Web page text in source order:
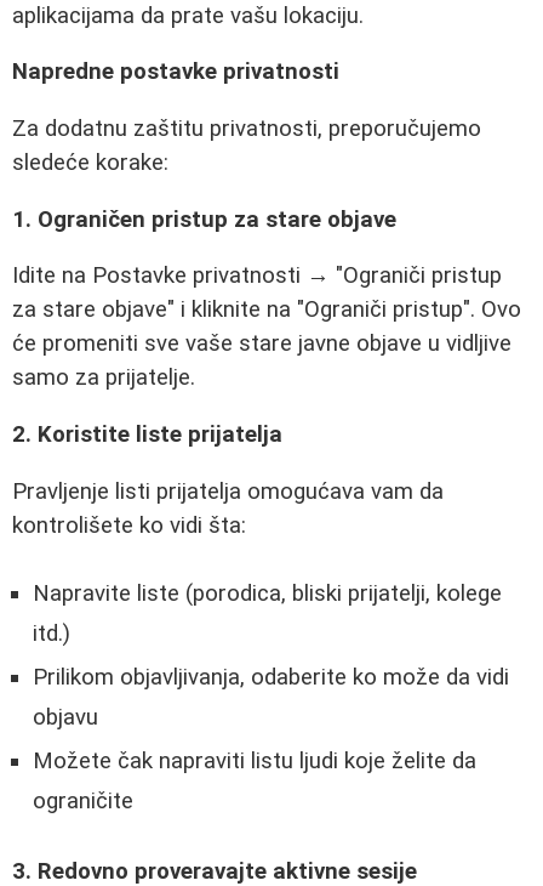
aplikacijama da prate vašu lokaciju.
Napredne postavke privatnosti
Za dodatnu zaštitu privatnosti, preporučujemo
sledeće korake:
1. Ograničen pristup za stare objave
Idite na Postavke privatnosti → "Ograniči pristup
za stare objave" i kliknite na "Ograniči pristup". Ovo
će promeniti sve vaše stare javne objave u vidljive
samo za prijatelje.
2. Koristite liste prijatelja
Pravljenje listi prijatelja omogućava vam da
kontrolišete ko vidi šta:
Napravite liste (porodica, bliski prijatelji, kolege
itd.)
Prilikom objavljivanja, odaberite ko može da vidi
objavu
Možete čak napraviti listu ljudi koje želite da
ograničite
3. Redovno proveravajte aktivne sesije